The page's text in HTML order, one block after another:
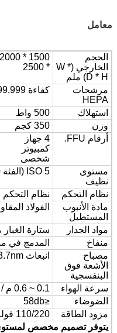
معامل
الحجم
الخارجي (W *
D * H) ملم
1500 * 2000
* 2500
مرشحات
HEPA
كفاءة 99.999٪ عند 0.3 أم
استهلاك 500 واط
وزن
350 كجم
أرقام FFU.
4 جهاز
كمبيوتر
شخصى
مستوى
نظيف
ISO 5 (الفئة 100) ، الفئة أ
نظام التحكم
نظام التحكم
مادة الأنبوب
المستطيل
الفولاذ
مواد الجدار
ستارة
منفاخ
المدمج في
مصباح
الأشعة فوق
البنفسجية
انبعاث 253.7nm ، مع جهاز توقيت للأشعة فوق البنفسجية
سرعة الهواء 0.1 ~ 0.6 م / ث
الضوضاء
≤58db
مزود الطاقة
110/220 فولت
يتوفر تصميم مخصص